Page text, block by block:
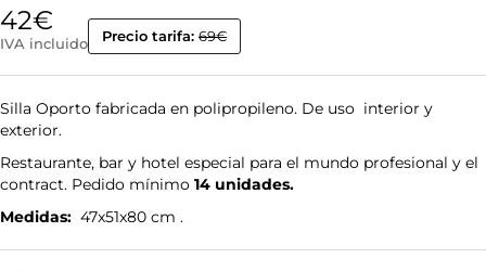
42€
IVA incluido Precio tarifa: 69€
Silla Oporto fabricada en polipropileno. De uso interior y
exterior.
Restaurante, bar y hotel especial para el mundo profesional y el
contract. Pedido mínimo 14 unidades.
Medidas: 47x51x80 cm .